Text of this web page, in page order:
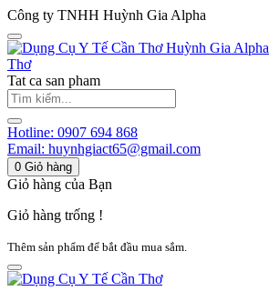
Công ty TNHH Huỳnh Gia Alpha
Huỳnh Gia Alpha
Thơ
Tat ca san pham
Hotline: 0907 694 868
Email: huynhgiact65@gmail.com
0 Giỏ hàng
Giỏ hàng của Bạn
Giỏ hàng trống !
Thêm sản phẩm để bắt đầu mua sắm.